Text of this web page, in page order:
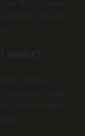
TL gişe başarısı
niteliğinde olup yine
nedir?
Örneğin,
Guacamole filmidir.
50 ila 60 dakika